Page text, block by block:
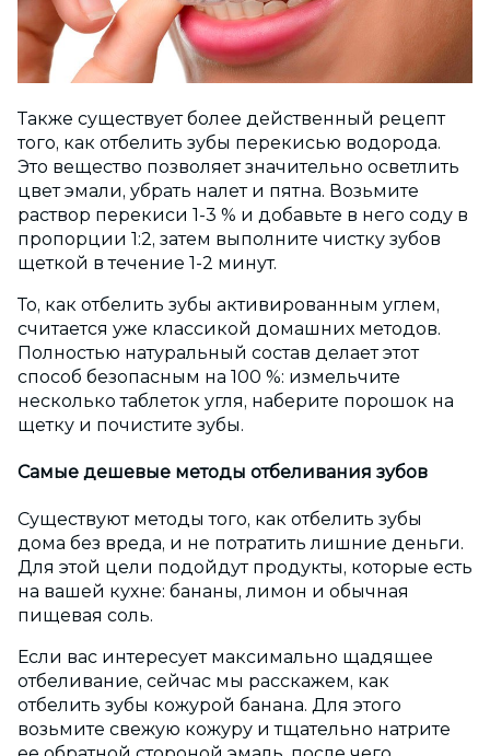
Также существует более действенный рецепт
того, как отбелить зубы перекисью водорода.
Это вещество позволяет значительно осветлить
цвет эмали, убрать налет и пятна. Возьмите
раствор перекиси 1-3 % и добавьте в него соду в
пропорции 1:2, затем выполните чистку зубов
щеткой в течение 1-2 минут.
То, как отбелить зубы активированным углем,
считается уже классикой домашних методов.
Полностью натуральный состав делает этот
способ безопасным на 100 %: измельчите
несколько таблеток угля, наберите порошок на
щетку и почистите зубы.
Самые дешевые методы отбеливания зубов
Существуют методы того, как отбелить зубы
дома без вреда, и не потратить лишние деньги.
Для этой цели подойдут продукты, которые есть
на вашей кухне: бананы, лимон и обычная
пищевая соль.
Если вас интересует максимально щадящее
отбеливание, сейчас мы расскажем, как
отбелить зубы кожурой банана. Для этого
возьмите свежую кожуру и тщательно натрите